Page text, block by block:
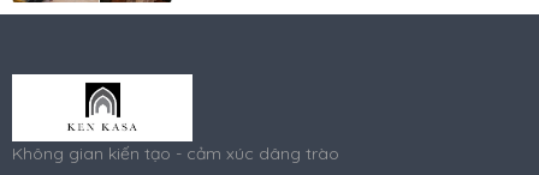
Không gian kiến tạo - cảm xúc dâng trào